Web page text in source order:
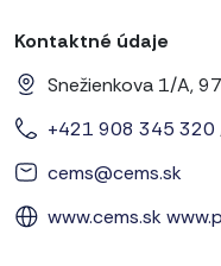
Kontaktné údaje
Snežienkova 1/A,
+421 908 345 320
cems@cems.sk
www.cems.sk